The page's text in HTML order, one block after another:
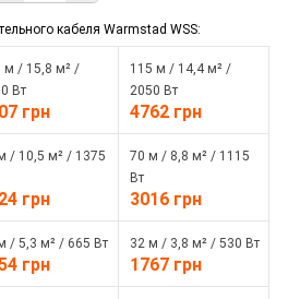
кабеля Warmstad WSS:
м / 15,8 м² /
Вт
грн
115 м / 14,4 м² /
2050 Вт
4762 грн
/ 10,5 м² / 1375
грн
70 м / 8,8 м² / 1115
Вт
3016 грн
/ 5,3 м² / 665 Вт
грн
32 м / 3,8 м² / 530 Вт
1767 грн